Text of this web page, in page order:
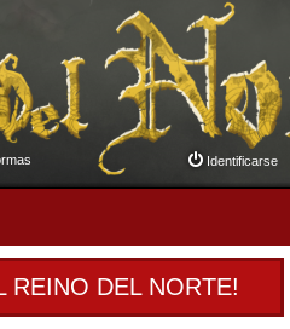
Identificarse
REINO DEL NORTE!